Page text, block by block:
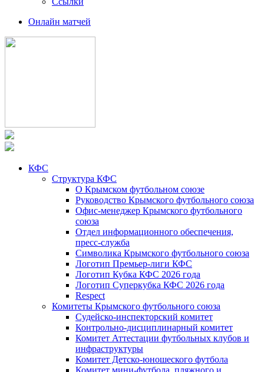
Онлайн матчей
КФС
Структура КФС
О Крымском футбольном союзе
Руководство Крымского футбольного союза
Офис-менеджер Крымского футбольного
союза
Отдел информационного обеспечения,
пресс-служба
Символика Крымского футбольного союза
Логотип Премьер-лиги КФС
Логотип Кубка КФС 2026 года
Логотип Суперкубка КФС 2026 года
Respect
Комитеты Крымского футбольного союза
Судейско-инспекторский комитет
Контрольно-дисциплинарный комитет
Комитет Аттестации футбольных клубов и
инфраструктуры
Комитет Детско-юношеского футбола
Комитет мини-футбола, пляжного и